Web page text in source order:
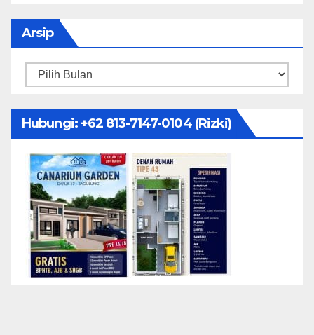
Arsip
Arsip
Hubungi: ‪+62 813-7147-0104‬ (Rizki)